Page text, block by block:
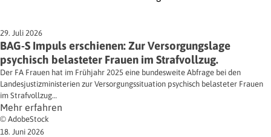
29. Juli 2026
BAG-S Impuls erschienen: Zur Versorgungslage
psychisch belasteter Frauen im Strafvollzug.
Der FA Frauen hat im Frühjahr 2025 eine bundesweite Abfrage bei den
Landesjustizministerien zur Versorgungssituation psychisch belasteter Frauen
im Strafvollzug…
Mehr erfahren
© AdobeStock
18. Juni 2026